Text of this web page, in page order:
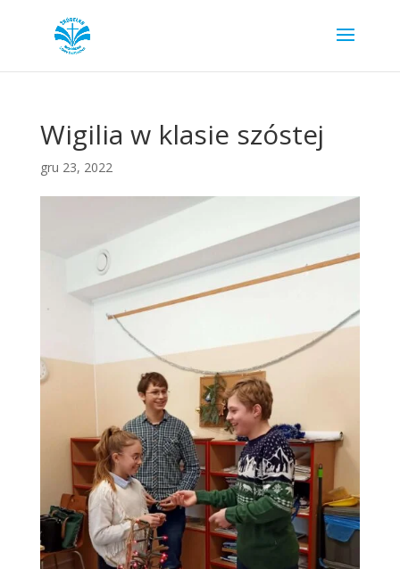
Wigilia w klasie szóstej
gru 23, 2022